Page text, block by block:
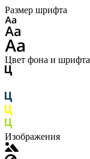
Размер шрифта
Цвет фона и шрифта
Изображения